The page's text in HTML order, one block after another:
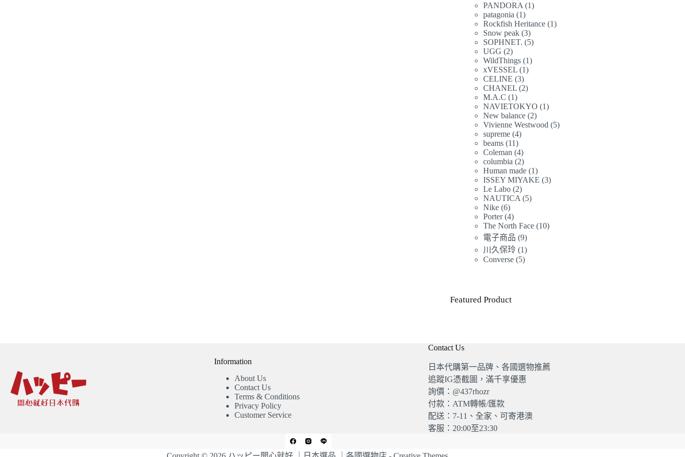
品個
產
品
PANDORA 11
產
品
patagonia 11
個
產
Rockfish Heritance 11
Snow peak 33
個
產
品
SOPHNET. 55
產
UGG 22
個
產
品
WildThings 11
xVESSEL 11
產
品
CELINE 33
個
產
品
CHANEL 22
產
品
M.A.C 11
個
產
品
NAVIETOKYO 11
產
New balance 22
個
Vivienne Westwood 55
supreme 44
產
品
beams 1111
個
產
品
Coleman 44
個
產
品
columbia 22
個
產
品
Human made 11
個
ISSEY MIYAKE 33
Le Labo 22
個
品
NAUTICA 55
Nike 66
個
產
品
Porter 44
個
產
品
The North Face 1010
電子商品 99
個
產
川久保玲 11
個
Converse 55
Featured Product
Information
About Us
Contact Us
Terms & Conditions
Privacy Policy
Customer Service
Contact Us
日本代購第一品牌、各國選物推薦
追蹤IG憑截圖，滿千享優惠
詢價：@437rhozr
付款：ATM轉帳/匯款
配送：7-11、全家、可寄港澳
客服：20:00至23:30